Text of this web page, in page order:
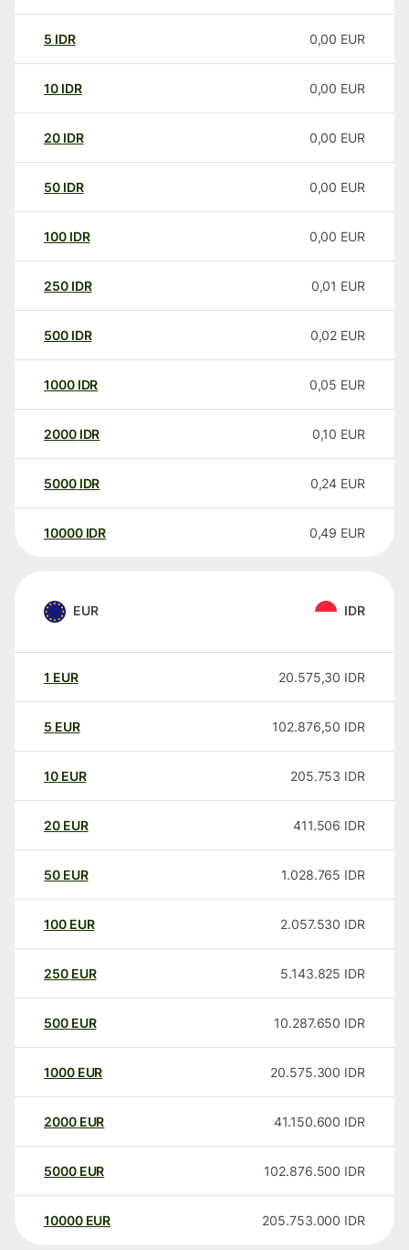
5 IDR 0,00 EUR
10 IDR 0,00 EUR
20 IDR 0,00 EUR
50 IDR 0,00 EUR
100 IDR 0,00 EUR
250 IDR 0,01 EUR
500 IDR 0,02 EUR
1000 IDR 0,05 EUR
2000 IDR 0,10 EUR
5000 IDR 0,24 EUR
10000 IDR 0,49 EUR
EUR IDR
1 EUR 20.575,30 IDR
5 EUR 102.876,50 IDR
10 EUR 205.753 IDR
20 EUR 411.506 IDR
50 EUR 1.028.765 IDR
100 EUR 2.057.530 IDR
250 EUR 5.143.825 IDR
500 EUR 10.287.650 IDR
1000 EUR 20.575.300 IDR
2000 EUR 41.150.600 IDR
5000 EUR 102.876.500 IDR
10000 EUR 205.753.000 IDR